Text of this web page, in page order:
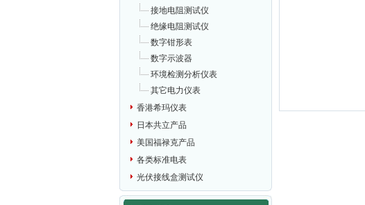
接地电阻测试仪
绝缘电阻测试仪
数字钳形表
数字示波器
环境检测分析仪表
其它电力仪表
香港希玛仪表
日本共立产品
美国福禄克产品
各类标准电表
光伏接线盒测试仪